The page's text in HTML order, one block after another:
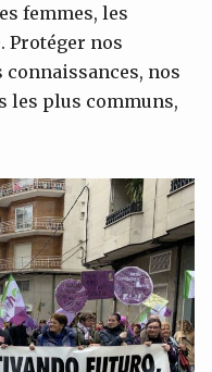
femmes, les
Protéger nos
nos
les plus communs,